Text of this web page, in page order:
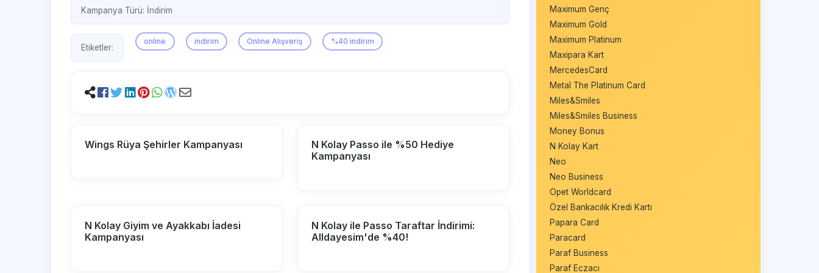
Kampanya Türü: İndirim
Etiketler:
online indirim Online Alışveriş %40 indirim
Wings Rüya Şehirler Kampanyası
N Kolay Passo ile %50 Hediye
Kampanyası
N Kolay Giyim ve Ayakkabı İadesi
Kampanyası
N Kolay ile Passo Taraftar İndirimi:
Alldayesim'de %40!
Maximum Genç
Maximum Gold
Maximum Platinum
Maxipara Kart
MercedesCard
Metal The Platinum Card
Miles&Smiles
Miles&Smiles Business
Money Bonus
N Kolay Kart
Neo
Neo Business
Opet Worldcard
Özel Bankacılık Kredi Kartı
Papara Card
Paracard
Paraf Business
Paraf Eczacı